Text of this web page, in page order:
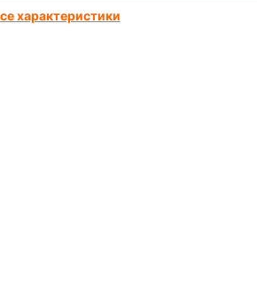
характеристики